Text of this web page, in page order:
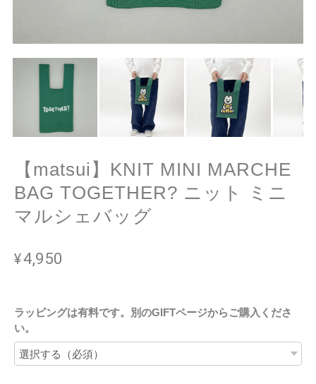
【matsui】KNIT MINI MARCHE
BAG TOGETHER? ニット ミニ
マルシェバッグ
¥4,950
ラッピングは有料です。別のGIFTページからご購入くださ
い。